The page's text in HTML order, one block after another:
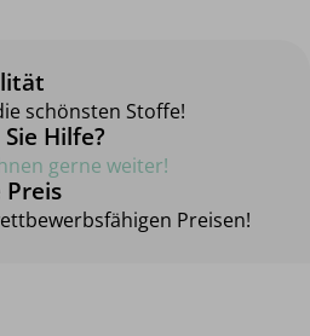
schönsten Stoffe!
Hilfe?
gerne weiter!
Preis
Preisen!